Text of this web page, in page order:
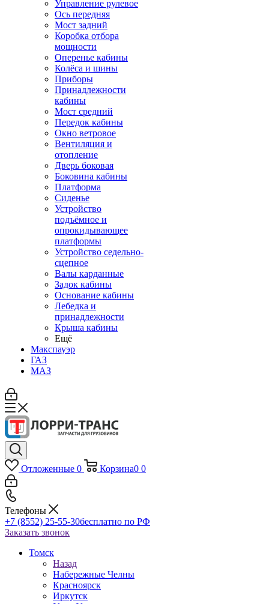
Управление рулевое
Ось передняя
Мост задний
Коробка отбора
мощности
Оперенье кабины
Колёса и шины
Приборы
Принадлежности
кабины
Мост средний
Передок кабины
Окно ветровое
Вентиляция и
отопление
Дверь боковая
Боковина кабины
Платформа
Сиденье
Устройство
подъёмное и
опрокидывающее
платформы
Устройство седельно-
сцепное
Валы карданные
Задок кабины
Основание кабины
Лебедка и
принадлежности
Крыша кабины
Ещё
Макспауэр
ГАЗ
МАЗ
Отложенные 0 Корзина0 0
Телефоны
+7 (8552) 25-55-30бесплатно по РФ
Заказать звонок
Томск
Назад
Набережные Челны
Красноярск
Иркутск